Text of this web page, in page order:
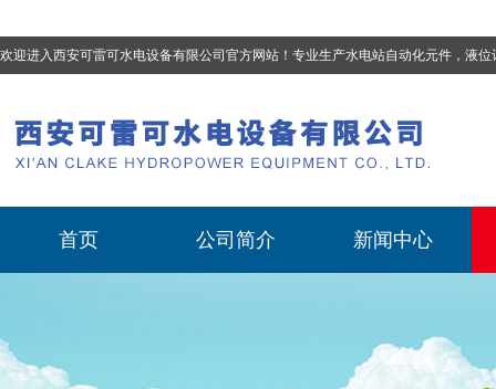
欢迎进入西安可雷可水电设备有限公司官方网站！专业生产水电站自动化元件，液位计、流量计、压力变送器、油混水控制器、温度传感器、电磁阀球阀蝶阀、测速装置、位移
首页 公司简介 新闻中心